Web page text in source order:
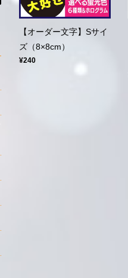
【オーダー文字】Sサイ
ズ（8×8cm）
¥240